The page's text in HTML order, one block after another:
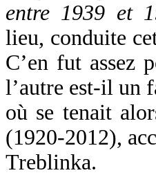
entre 1939 et
lieu, conduite
C’en fut assez
l’autre est-il un
où se tenait
(1920-2012),
Treblinka.